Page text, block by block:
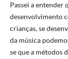
Passei a entender
desenvolvimento
crianças, se
da música
se que a métodos